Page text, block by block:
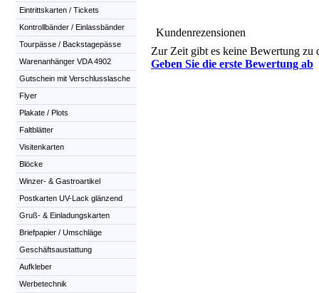
Eintrittskarten / Tickets
Kontrollbänder / Einlassbänder
Tourpässe / Backstagepässe
Warenanhänger VDA 4902
Gutschein mit Verschlusslasche
Flyer
Plakate / Plots
Faltblätter
Visitenkarten
Blöcke
Winzer- & Gastroartikel
Postkarten UV-Lack glänzend
Gruß- & Einladungskarten
Briefpapier / Umschläge
Geschäftsaustattung
Aufkleber
Werbetechnik
Kundenrezensionen
Zur Zeit gibt es keine Bewertung zu
Geben Sie die erste Bewertung ab